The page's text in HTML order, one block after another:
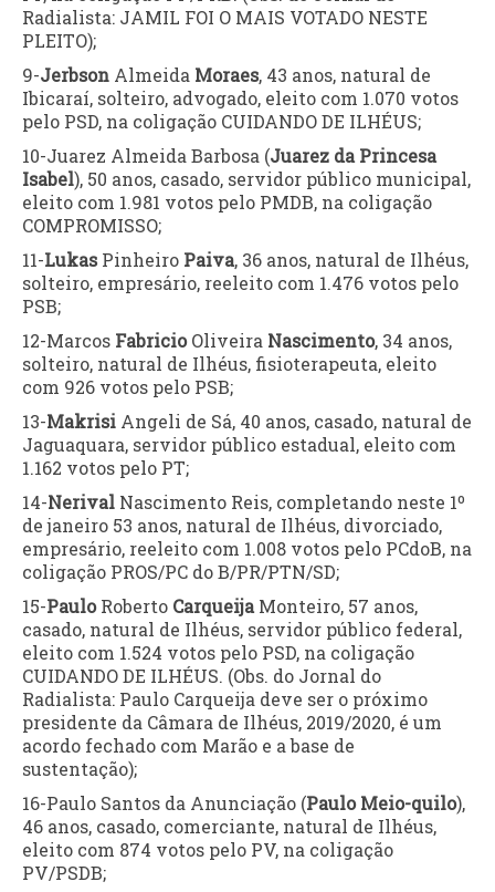
Radialista: JAMIL FOI O MAIS VOTADO NESTE
PLEITO);
9-Jerbson Almeida Moraes, 43 anos, natural de
Ibicaraí, solteiro, advogado, eleito com 1.070 votos
pelo PSD, na coligação CUIDANDO DE ILHÉUS;
10-Juarez Almeida Barbosa (Juarez da Princesa
Isabel), 50 anos, casado, servidor público municipal,
eleito com 1.981 votos pelo PMDB, na coligação
COMPROMISSO;
11-Lukas Pinheiro Paiva, 36 anos, natural de Ilhéus,
solteiro, empresário, reeleito com 1.476 votos pelo
PSB;
12-Marcos FabricioOliveira Nascimento, 34 anos,
solteiro, natural de Ilhéus, fisioterapeuta, eleito
com 926 votos pelo PSB;
13-Makrisi Angeli de Sá, 40 anos, casado, natural de
Jaguaquara, servidor público estadual, eleito com
1.162 votos pelo PT;
14-Nerival Nascimento Reis, completando neste 1º
de janeiro 53 anos, natural de Ilhéus, divorciado,
empresário, reeleito com 1.008 votos pelo PCdoB, na
coligação PROS/PC do B/PR/PTN/SD;
15-PauloRoberto CarqueijaMonteiro, 57 anos,
casado, natural de Ilhéus, servidor público federal,
eleito com 1.524 votos pelo PSD, na coligação
CUIDANDO DE ILHÉUS. (Obs. do Jornal do
Radialista: Paulo Carqueija deve ser o próximo
presidente da Câmara de Ilhéus, 2019/2020, é um
acordo fechado com Marão e a base de
sustentação);
16-Paulo Santos da Anunciação (Paulo Meio-quilo),
46 anos, casado, comerciante, natural de Ilhéus,
eleito com 874 votos pelo PV, na coligação
PV/PSDB;